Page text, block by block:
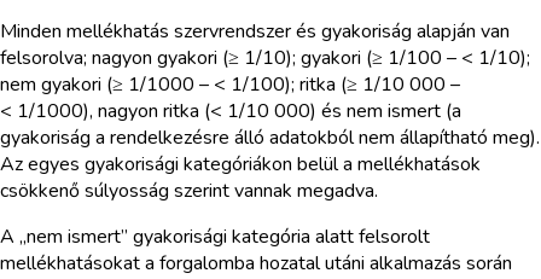
Minden mellékhatás szervrendszer és gyakoriság alapján van
felsorolva; nagyon gyakori (≥ 1/10); gyakori (≥ 1/100 – < 1/10);
nem gyakori (≥ 1/1000 – < 1/100); ritka (≥ 1/10 000 –
< 1/1000), nagyon ritka (< 1/10 000) és nem ismert (a
gyakoriság a rendelkezésre álló adatokból nem állapítható meg).
Az egyes gyakorisági kategóriákon belül a mellékhatások
csökkenő súlyosság szerint vannak megadva.
A „nem ismert” gyakorisági kategória alatt felsorolt
mellékhatásokat a forgalomba hozatal utáni alkalmazás során